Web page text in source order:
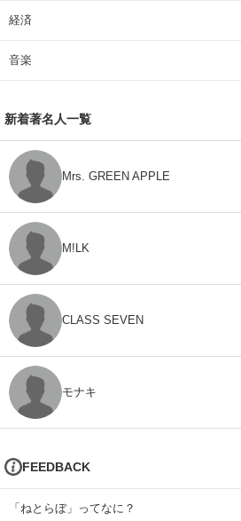
経済
音楽
新着著名人一覧
Mrs. GREEN APPLE
M!LK
CLASS SEVEN
モナキ
FEEDBACK
「ねとらぼ」ってなに？